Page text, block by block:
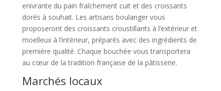
enivrante du pain fraîchement cuit et des croissants
dorés à souhait. Les artisans boulanger vous
proposeront des croissants croustillants à l’extérieur et
moelleux à l’intérieur, préparés avec des ingrédients de
première qualité. Chaque bouchée vous transportera
au cœur de la tradition française de la pâtisserie.
Marchés locaux